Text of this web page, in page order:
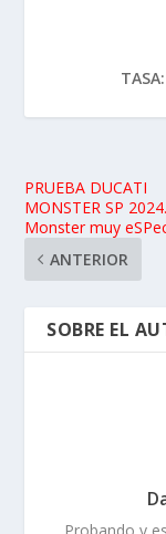
TASA:
PRUEBA DUCATI
MONSTER SP
Monster muy
ANTERIOR
SOBRE EL